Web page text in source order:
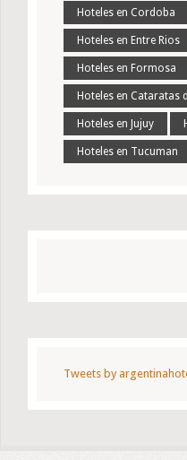
Hoteles en Cordoba
Hoteles en Entre Rios
Hoteles en Formosa
Hoteles en Cataratas
Hoteles en Jujuy
Hoteles en Tucuman
Tweets by